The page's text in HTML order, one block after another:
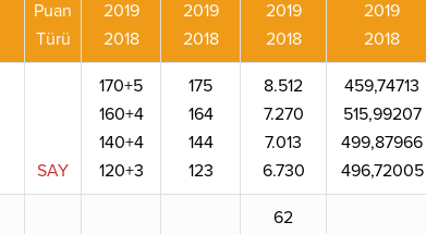
Puan
Türü
2019
2018
2019
2018
2019
2018
2019
2018
SAY
170+5
160+4
140+4
120+3
175
164
144
123
8.512
7.270
7.013
6.730
459,74713
515,99207
499,87966
496,72005
62